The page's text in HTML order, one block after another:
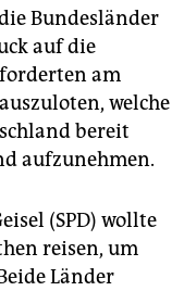
Bundesländer
auf die
am
welche
bereit
aufzunehmen.
(SPD) wollte
reisen, um
Länder